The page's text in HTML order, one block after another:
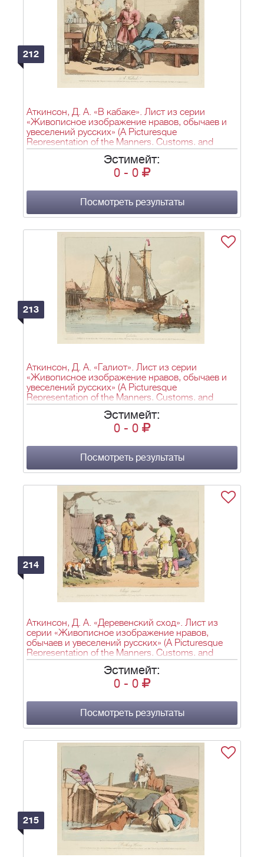
212
Аткинсон, Д. А. «В кабаке». Лист из серии
«Живописное изображение нравов, обычаев и
увеселений русских» (A Picturesque
Representation of the Manners, Customs, and
Amusements of the Russians). Лондон. 1803–
Эстимейт:
0 - 0
Посмотреть результаты
213
Аткинсон, Д. А. «Галиот». Лист из серии
«Живописное изображение нравов, обычаев и
увеселений русских» (A Picturesque
Representation of the Manners, Customs, and
Amusements of the Russians). Лондон. 1803–
Эстимейт:
0 - 0
Посмотреть результаты
214
Аткинсон, Д. А. «Деревенский сход». Лист из
серии «Живописное изображение нравов,
обычаев и увеселений русских» (A Picturesque
Representation of the Manners, Customs, and
Amusements of the Russians). Лондон. 1803–
Эстимейт:
0 - 0
Посмотреть результаты
215